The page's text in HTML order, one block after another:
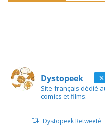
Dystopeek
Site français dédié
comics et films.
Dystopeek Retweeté